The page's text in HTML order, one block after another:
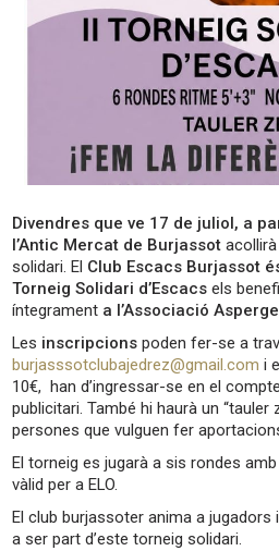
Divendres que ve 17 de juliol, a
l’Antic Mercat de Burjassot
solidari. El Club Escacs Burjassot
Torneig Solidari d’Escacs els
íntegrament a l’Associació
Les inscripcions poden fer-se a
burjasssotclubajedrez@gmail.com i
10€, han d’ingressar-se en el
publicitari. També hi haurà un “tauler
persones que vulguen fer
El torneig es jugarà a sis rondes amb
vàlid per a ELO.
El club burjassoter anima a jugadors
a ser part d’este torneig solidari.